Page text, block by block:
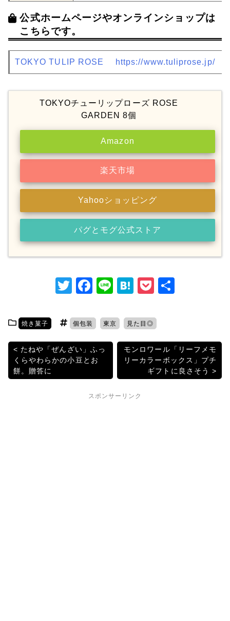
公式ホームページやオンラインショップは
こちらです。
TOKYO TULIP ROSE https://www.tuliprose.jp/
TOKYOチューリップローズ ROSE
GARDEN 8個
Amazon
楽天市場
Yahooショッピング
パグとモグ公式ストア
T
itt
er
F
c
e
b
o
o
k
Li
e
H
e
n
a
P
et
焼き菓子 個包装 東京 見た目◎
投
稿
たねや「ぜんざい」ふっ
くらやわらかの小豆とお
餅。贈答に
モンロワール「リーフメモ
リーカラーボックス」プチ
ギフトに良さそう
スポンサーリンク